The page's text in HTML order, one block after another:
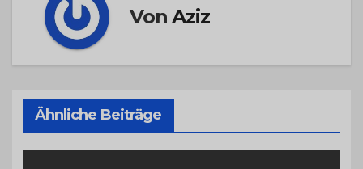
VonAziz
Ähnliche Beiträge